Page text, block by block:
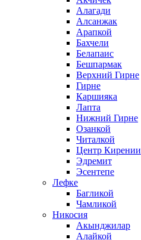
Алагади
Алсанжак
Арапкой
Бахчели
Белапаис
Бешпармак
Верхний Гирне
Гирне
Каршияка
Лапта
Нижний Гирне
Озанкой
Читалкой
Центр Кирении
Эдремит
Эсентепе
Лефке
Багликой
Чамликой
Никосия
Акынджилар
Алайкой